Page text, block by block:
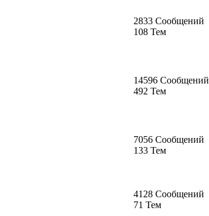
2833 Сообщений
108 Тем
14596 Сообщений
492 Тем
7056 Сообщений
133 Тем
4128 Сообщений
71 Тем